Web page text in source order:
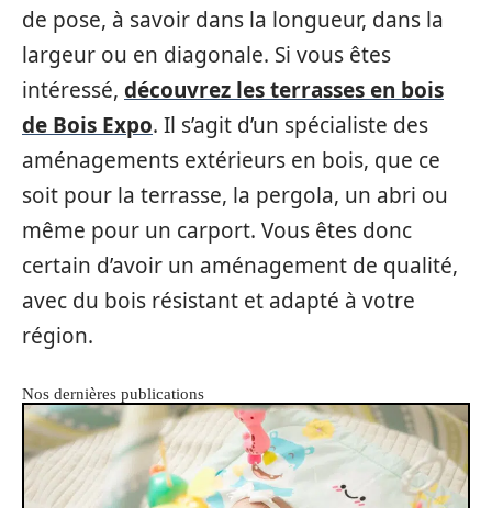
de pose, à savoir dans la longueur, dans la
largeur ou en diagonale. Si vous êtes
intéressé, découvrez les terrasses en bois
de Bois Expo. Il s’agit d’un spécialiste des
aménagements extérieurs en bois, que ce
soit pour la terrasse, la pergola, un abri ou
même pour un carport. Vous êtes donc
certain d’avoir un aménagement de qualité,
avec du bois résistant et adapté à votre
région.
Nos dernières publications